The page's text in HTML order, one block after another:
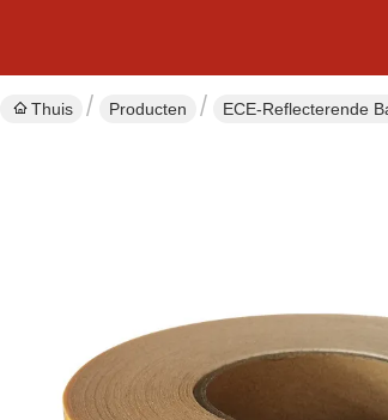
Thuis Producten ECE-Reflecterende